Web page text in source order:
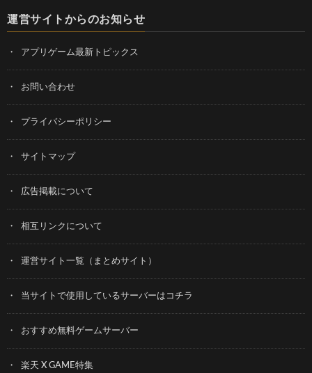
運営サイトからのお知らせ
アプリゲーム最新トピックス
お問い合わせ
プライバシーポリシー
サイトマップ
広告掲載について
相互リンクについて
運営サイト一覧（まとめサイト）
当サイトで使用しているサーバーはコチラ
おすすめ無料ゲームサーバー
楽天 X GAME特集